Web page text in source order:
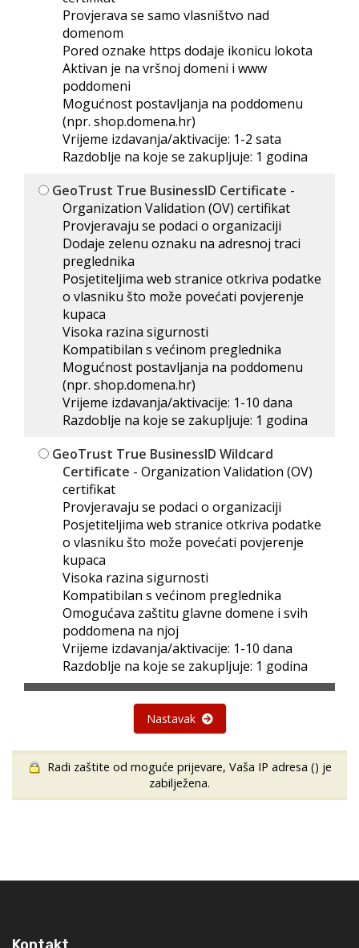
Provjerava se samo vlasništvo nad
domenom
Pored oznake https dodaje ikonicu lokota
Aktivan je na vršnoj domeni i www
poddomeni
Mogućnost postavljanja na poddomenu
(npr. shop.domena.hr)
Vrijeme izdavanja/aktivacije: 1-2 sata
Razdoblje na koje se zakupljuje: 1 godina
GeoTrust True BusinessID Certificate -
Organization Validation (OV) certifikat
Provjeravaju se podaci o organizaciji
Dodaje zelenu oznaku na adresnoj traci
preglednika
Posjetiteljima web stranice otkriva podatke
o vlasniku što može povećati povjerenje
kupaca
Visoka razina sigurnosti
Kompatibilan s većinom preglednika
Mogućnost postavljanja na poddomenu
(npr. shop.domena.hr)
Vrijeme izdavanja/aktivacije: 1-10 dana
Razdoblje na koje se zakupljuje: 1 godina
GeoTrust True BusinessID Wildcard
Certificate - Organization Validation (OV)
certifikat
Provjeravaju se podaci o organizaciji
Posjetiteljima web stranice otkriva podatke
o vlasniku što može povećati povjerenje
kupaca
Visoka razina sigurnosti
Kompatibilan s većinom preglednika
Omogućava zaštitu glavne domene i svih
poddomena na njoj
Vrijeme izdavanja/aktivacije: 1-10 dana
Razdoblje na koje se zakupljuje: 1 godina
Nastavak
Radi zaštite od moguće prijevare, Vaša IP adresa () je
zabilježena.